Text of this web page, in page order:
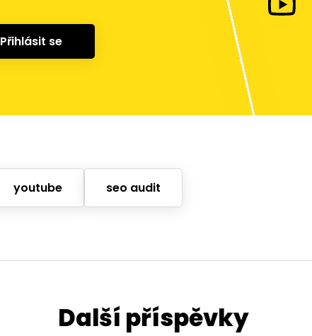
Přihlásit se
youtube seo audit
Další příspěvky